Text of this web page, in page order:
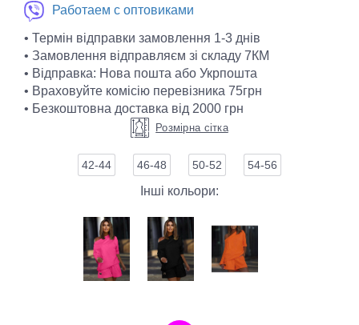
Работаем с оптовиками
• Термін відправки замовлення 1-3 днів
• Замовлення відправляєм зі складу 7КМ
• Відправка: Нова пошта або Укрпошта
• Враховуйте комісію перевізника 75грн
• Безкоштовна доставка від 2000 грн
Розмірна сітка
42-44 46-48 50-52 54-56
Інші кольори: